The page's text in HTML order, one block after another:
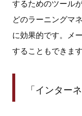
するためのツール
どのラーニングマ
に効果的です。メ
することもできます
「インター